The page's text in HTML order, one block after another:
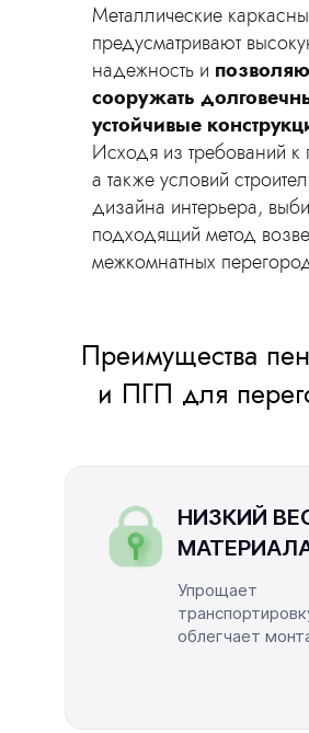
Металлические
предусматривают
надежность и
сооружать
устойчивые
Исходя из требований к
а также условий
дизайна интерьера,
подходящий метод
межкомнатных
Преимущества
и ПГП для
НИЗКИЙ
Упрощает
облегчает